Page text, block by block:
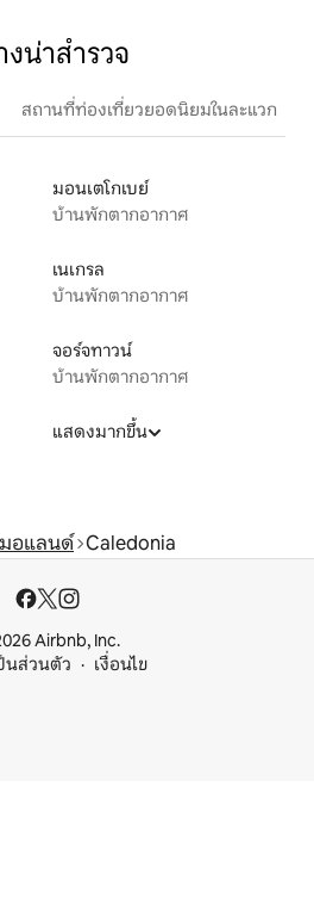
น่าสำรวจ
สถานที่ท่องเที่ยวยอดนิยมในละแวก
มอนเตโกเบย์
บ้านพักตากอากาศ
เนเกรล
บ้านพักตากอากาศ
จอร์จทาวน์
บ้านพักตากอากาศ
แสดงมากขึ้น
อแลนด์ Caledonia
Airbnb, Inc.
นส่วนตัว
เงื่อนไข